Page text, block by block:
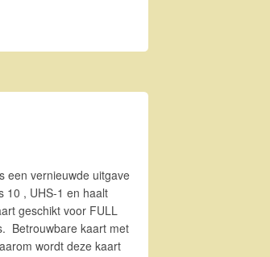
een vernieuwde uitgave
10 , UHS-1 en haalt
geschikt voor FULL
Betrouwbare kaart met
wordt deze kaart